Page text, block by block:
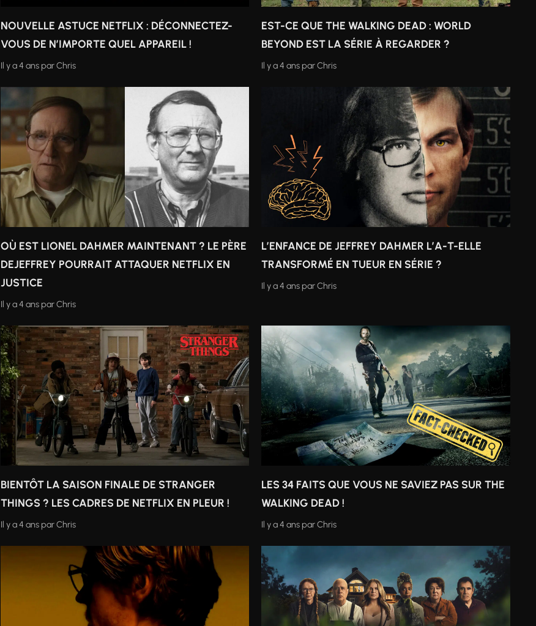
NOUVELLE ASTUCE NETFLIX : DÉCONNECTEZ-
VOUS DE N’IMPORTE QUEL APPAREIL !
Il y a 4 ans parChris
EST-CE QUE THE WALKING DEAD : WORLD
BEYOND EST LA SÉRIE À REGARDER ?
Il y a 4 ans parChris
OÙ EST LIONEL DAHMER MAINTENANT ? LE PÈRE
DEJEFFREY POURRAIT ATTAQUER NETFLIX EN
JUSTICE
Il y a 4 ans parChris
L’ENFANCE DE JEFFREY DAHMER L’A-T-ELLE
TRANSFORMÉ EN TUEUR EN SÉRIE ?
Il y a 4 ans parChris
BIENTÔT LA SAISON FINALE DE STRANGER
THINGS ? LES CADRES DE NETFLIX EN PLEUR !
Il y a 4 ans parChris
LES 34 FAITS QUE VOUS NE SAVIEZ PAS SUR THE
WALKING DEAD !
Il y a 4 ans parChris